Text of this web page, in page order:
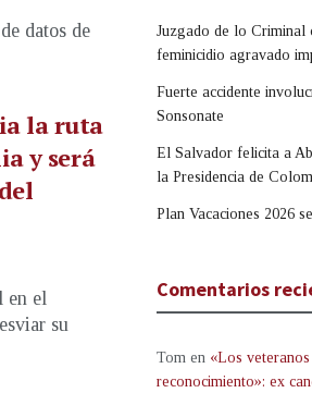
datos de
la ruta
y será
en el
su
Juzgado de lo Criminal
feminicidio agravado
Fuerte accidente
Sonsonate
El Salvador felicita a
la Presidencia de
Plan Vacaciones 2026
Comentarios
Tom en «Los
reconocimiento»: ex